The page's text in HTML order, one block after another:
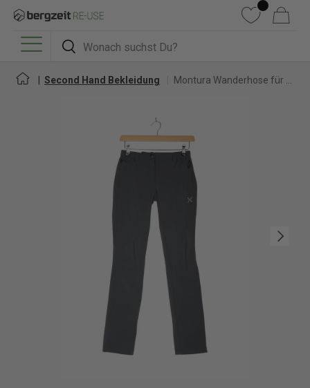
DIREKT ZUM INHALT
Suchen
Suchen
WunschlisteWarenkorb
Menü
Second Hand Bekleidung
Nächste